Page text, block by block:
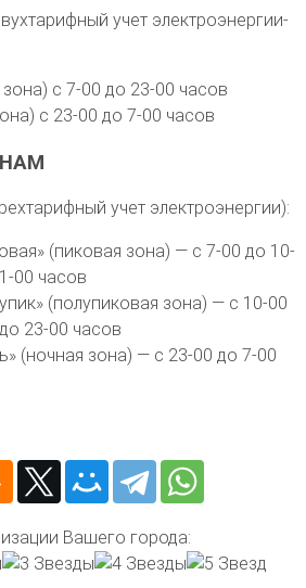
учет электроэнергии-
с 7-00 до 23-00 часов
с 23-00 до 7-00 часов
учет электроэнергии):
(пиковая зона) — с 7-00 до 10-
00 часов
(полупиковая зона) — с 10-00
23-00 часов
(ночная зона) — с 23-00 до 7-00
Вашего города: